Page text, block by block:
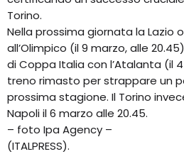
Torino.
Nella prossima giornata la Lazio
all’Olimpico (il 9 marzo, alle
di Coppa Italia con l’Atalanta (il
treno rimasto per strappare un
prossima stagione. Il Torino
Napoli il 6 marzo alle 20.45.
– foto Ipa Agency –
(ITALPRESS).